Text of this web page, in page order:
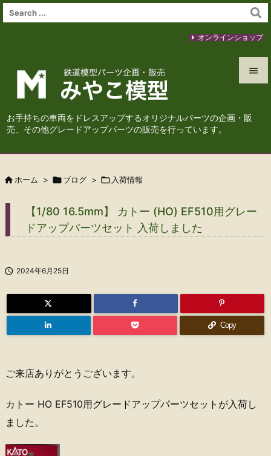
お手持ちの車両をドレスアップするオリジナルパーツの企画・販
売、その他グレードアップパーツの販売を行っています。



オンラインショップ
 ホーム > ブログ >  入荷情報
【1/80 16.5mm】 カトー (HO) EF510用グレー
ドアップパーツセット 入荷しました
 2024年6月25日
Copy
ご来店ありがとうございます。
カトー HO EF510用グレードアップパーツセットが入荷し
ました。